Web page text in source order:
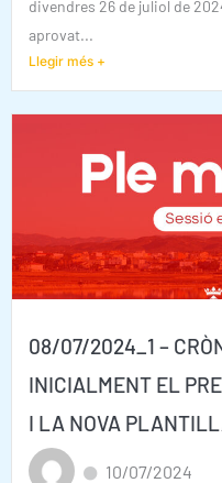
divendres 26 de juliol de
aprovat...
Llegir més +
08/07/2024_1 –
INICIALMENT EL
I LA NOVA
10/07/2024